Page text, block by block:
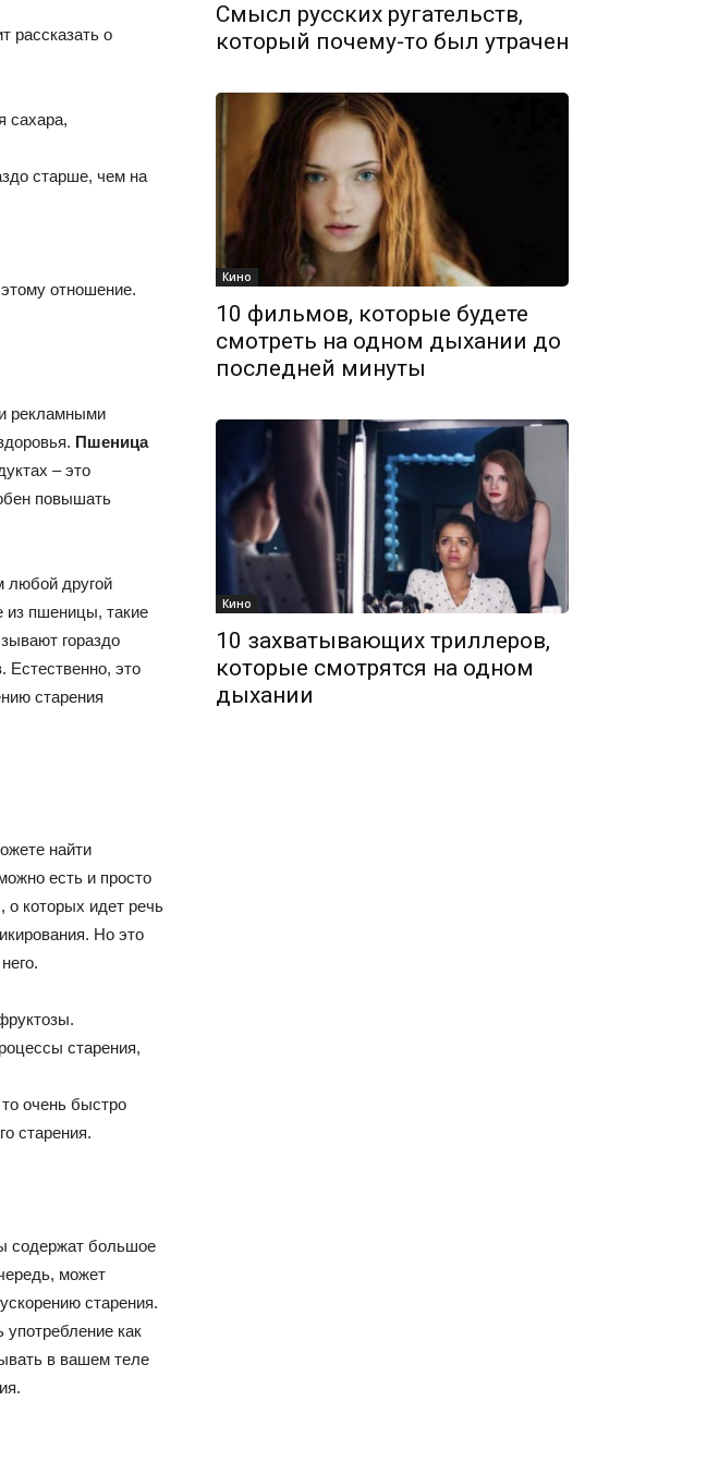
рассказать о
сахара,
старше, чем на
отношение.
рекламными
Пшеница
– это
повышать
любой другой
из пшеницы, такие
гораздо
Естественно, это
старения
найти
есть и просто
о которых идет речь
Но это
старения,
очень быстро
старения.
содержат большое
может
старения.
как
в вашем теле
Смысл русских ругательств,
который почему-то был утрачен
Кино
10 фильмов, которые будете
смотреть на одном дыхании до
последней минуты
Кино
10 захватывающих триллеров,
которые смотрятся на одном
дыхании